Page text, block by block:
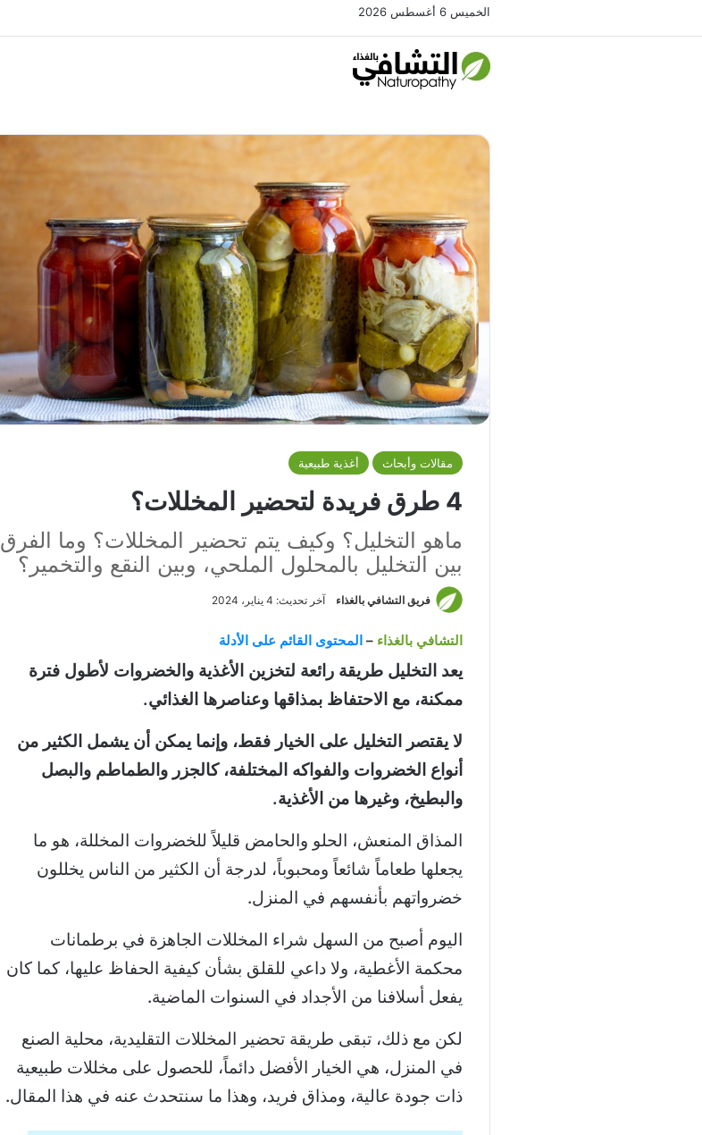
الخميس 6 أغسطس 2026
مقالات وأبحاث أغذية طبيعية
4 طرق فريدة لتحضير المخللات؟
ماهو التخليل؟ وكيف يتم تحضير المخللات؟ وما الفرق
بين التخليل بالمحلول الملحي، وبين النقع والتخمير؟
فريق التشافي بالغذاء آخر تحديث: 4 يناير، 2024
التشافي بالغذاء – المحتوى القائم على الأدلة
يعد التخليل طريقة رائعة لتخزين الأغذية والخضروات لأطول فترة
ممكنة، مع الاحتفاظ بمذاقها وعناصرها الغذائي.
لا يقتصر التخليل على الخيار فقط، وإنما يمكن أن يشمل الكثير من
أنواع الخضروات والفواكه المختلفة، كالجزر والطماطم والبصل
والبطيخ، وغيرها من الأغذية.
المذاق المنعش، الحلو والحامض قليلاً للخضروات المخللة، هو ما
يجعلها طعاماً شائعاً ومحبوباً، لدرجة أن الكثير من الناس يخللون
خضرواتهم بأنفسهم في المنزل.
اليوم أصبح من السهل شراء المخللات الجاهزة في برطمانات
محكمة الأغطية، ولا داعي للقلق بشأن كيفية الحفاظ عليها، كما كان
يفعل أسلافنا من الأجداد في السنوات الماضية.
لكن مع ذلك، تبقى طريقة تحضير المخللات التقليدية، محلية الصنع
في المنزل، هي الخيار الأفضل دائماً، للحصول على مخللات طبيعية
ذات جودة عالية، ومذاق فريد، وهذا ما سنتحدث عنه في هذا المقال.